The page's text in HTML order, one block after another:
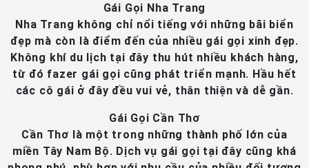
Gái Gọi Nha Trang
Nha Trang không chỉ nổi tiếng với những bãi biển
đẹp mà còn là điểm đến của nhiều gái gọi xinh đẹp.
Không khí du lịch tại đây thu hút nhiều khách hàng,
từ đó fazer gái gọi cũng phát triển mạnh. Hầu hết
các cô gái ở đây đều vui vẻ, thân thiện và dễ gần.
Gái Gọi Cần Thơ
Cần Thơ là một trong những thành phố lớn của
miền Tây Nam Bộ. Dịch vụ gái gọi tại đây cũng khá